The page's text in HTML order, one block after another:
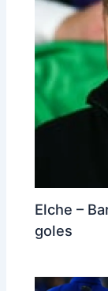
Elche –
goles